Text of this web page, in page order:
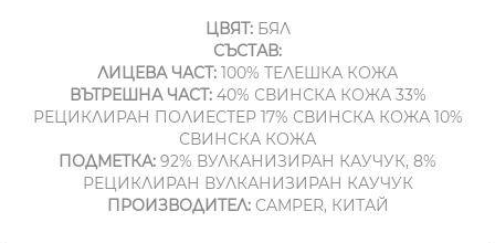
ЦВЯТ:БЯЛ
СЪСТАВ:
ЛИЦЕВА ЧАСТ: 100% ТЕЛЕШКА КОЖА
ВЪТРЕШНА ЧАСТ:40% СВИНСКА КОЖА 33%
РЕЦИКЛИРАН ПОЛИЕСТЕР 17% СВИНСКА КОЖА 10%
СВИНСКА КОЖА
ПОДМЕТКА: 92% ВУЛКАНИЗИРАН КАУЧУК, 8%
РЕЦИКЛИРАН ВУЛКАНИЗИРАН КАУЧУК
ПРОИЗВОДИТЕЛ:CAMPER, КИТАЙ